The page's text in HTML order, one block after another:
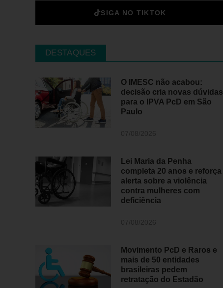
SIGA NO TIKTOK
DESTAQUES
O IMESC não acabou:
decisão cria novas dúvidas
para o IPVA PcD em São
Paulo
Lei Maria da Penha
completa 20 anos e reforça
alerta sobre a violência
contra mulheres com
deficiência
Movimento PcD e Raros e
mais de 50 entidades
brasileiras pedem
retratação do Estadão